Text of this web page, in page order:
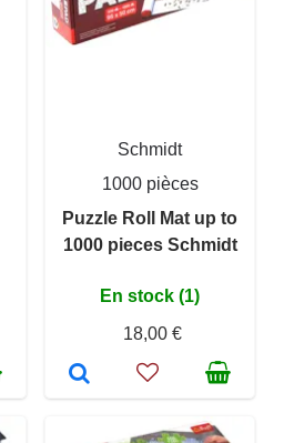
Schmidt
1000 pièces
Puzzle Roll Mat up to
1000 pieces Schmidt
En stock (1)
18,00 €